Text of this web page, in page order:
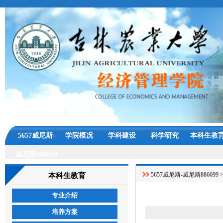
5657威尼斯- 学院概况 学科建设 科学研究 本科生教
本科生教育
专业介绍
培养方案
5657威尼斯-威尼斯886699